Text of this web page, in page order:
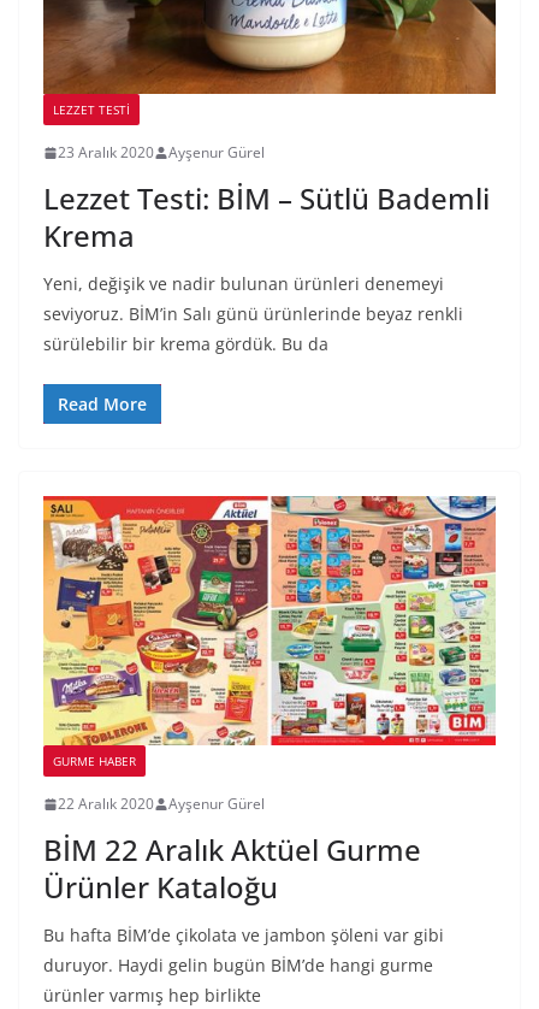
LEZZET TESTI
23 Aralık 2020 Ayşenur Gürel
Lezzet Testi: BİM – Sütlü Bademli
Krema
Yeni, değişik ve nadir bulunan ürünleri denemeyi
seviyoruz. BİM’in Salı günü ürünlerinde beyaz renkli
sürülebilir bir krema gördük. Bu da
Read More
GURME HABER
22 Aralık 2020 Ayşenur Gürel
BİM 22 Aralık Aktüel Gurme
Ürünler Kataloğu
Bu hafta BİM’de çikolata ve jambon şöleni var gibi
duruyor. Haydi gelin bugün BİM’de hangi gurme
ürünler varmış hep birlikte